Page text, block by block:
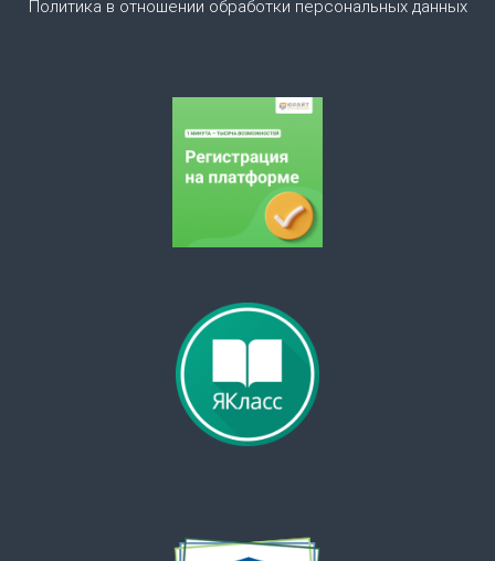
а
Политика в отношении обработки персональных данных